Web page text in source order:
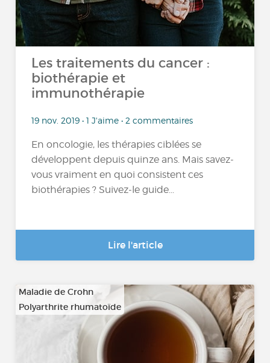
Les traitements du cancer :
biothérapie et
immunothérapie
19 nov. 2019 • 1 J'aime • 2 commentaires
En oncologie, les thérapies ciblées se
développent depuis quinze ans. Mais savez-
vous vraiment en quoi consistent ces
biothérapies ? Suivez-le guide...
Lire l'article
Maladie de Crohn
Polyarthrite rhumatoïde